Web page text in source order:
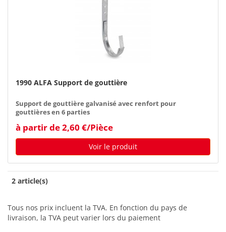
1990 ALFA Support de gouttière
Support de gouttière galvanisé avec renfort pour
gouttières en 6 parties
à partir de 2,60 €/Pièce
Voir le produit
2 article(s)
Tous nos prix incluent la TVA. En fonction du pays de
livraison, la TVA peut varier lors du paiement